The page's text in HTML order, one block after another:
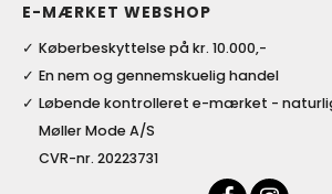
E-MÆRKET WEBSHOP
Køberbeskyttelse på kr. 10.000,-
En nem og gennemskuelig handel
Løbende kontrolleret e-mærket -
Møller Mode A/S
CVR-nr. 20223731